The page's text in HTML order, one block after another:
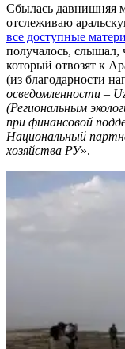
Сбылась давнишняя
отслеживаю
все доступные
получалось, слышал,
который отвозят к
(из благодарности
осведомленности –
(Региональным
при финансовой
Национальный
хозяйства РУ».